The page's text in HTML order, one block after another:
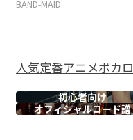
BAND-MAID
人気定番アニメボカロ
初心者向け
オフィシャルコード譜